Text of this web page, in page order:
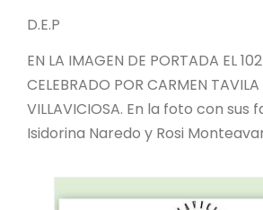
D.E.P
EN LA IMAGEN DE PORTADA EL
CELEBRADO POR CARMEN
VILLAVICIOSA. En la foto con sus
Isidorina Naredo y Rosi